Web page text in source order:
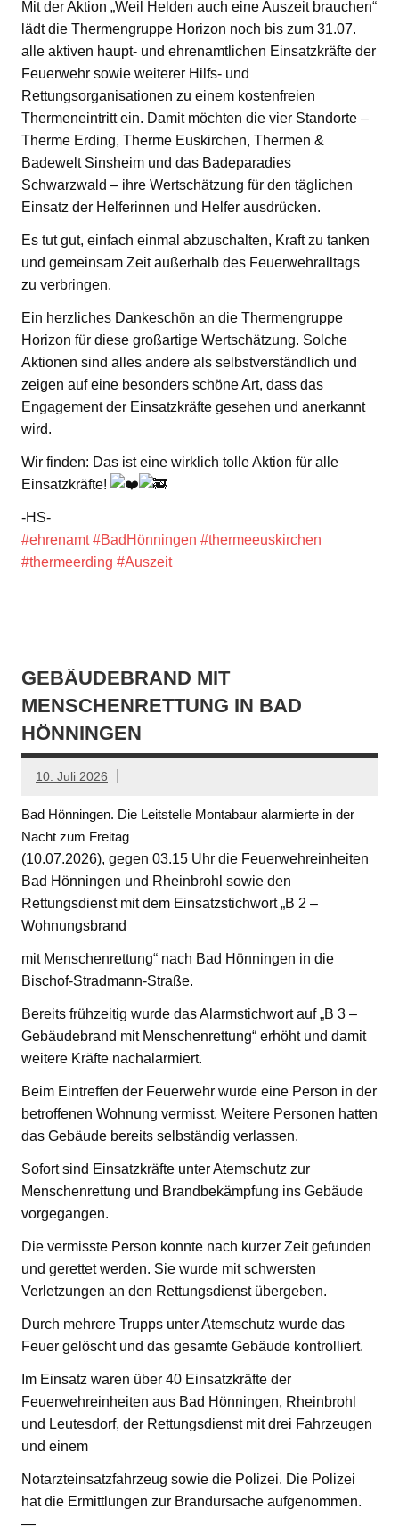
Mit der Aktion „Weil Helden auch eine Auszeit brauchen“
lädt die Thermengruppe Horizon noch bis zum 31.07.
alle aktiven haupt- und ehrenamtlichen Einsatzkräfte der
Feuerwehr sowie weiterer Hilfs- und
Rettungsorganisationen zu einem kostenfreien
Thermeneintritt ein. Damit möchten die vier Standorte –
Therme Erding, Therme Euskirchen, Thermen &
Badewelt Sinsheim und das Badeparadies
Schwarzwald – ihre Wertschätzung für den täglichen
Einsatz der Helferinnen und Helfer ausdrücken.
Es tut gut, einfach einmal abzuschalten, Kraft zu tanken
und gemeinsam Zeit außerhalb des Feuerwehralltags
zu verbringen.
Ein herzliches Dankeschön an die Thermengruppe
Horizon für diese großartige Wertschätzung. Solche
Aktionen sind alles andere als selbstverständlich und
zeigen auf eine besonders schöne Art, dass das
Engagement der Einsatzkräfte gesehen und anerkannt
wird.
Wir finden: Das ist eine wirklich tolle Aktion für alle
Einsatzkräfte!
-HS-
#ehrenamt #BadHönningen #thermeeuskirchen
#thermeerding #Auszeit
GEBÄUDEBRAND MIT
MENSCHENRETTUNG IN BAD
HÖNNINGEN
10. Juli 2026
Bad Hönningen. Die Leitstelle Montabaur alarmierte in der
Nacht zum Freitag
(10.07.2026), gegen 03.15 Uhr die Feuerwehreinheiten
Bad Hönningen und Rheinbrohl sowie den
Rettungsdienst mit dem Einsatzstichwort „B 2 –
Wohnungsbrand
mit Menschenrettung“ nach Bad Hönningen in die
Bischof-Stradmann-Straße.
Bereits frühzeitig wurde das Alarmstichwort auf „B 3 –
Gebäudebrand mit Menschenrettung“ erhöht und damit
weitere Kräfte nachalarmiert.
Beim Eintreffen der Feuerwehr wurde eine Person in der
betroffenen Wohnung vermisst. Weitere Personen hatten
das Gebäude bereits selbständig verlassen.
Sofort sind Einsatzkräfte unter Atemschutz zur
Menschenrettung und Brandbekämpfung ins Gebäude
vorgegangen.
Die vermisste Person konnte nach kurzer Zeit gefunden
und gerettet werden. Sie wurde mit schwersten
Verletzungen an den Rettungsdienst übergeben.
Durch mehrere Trupps unter Atemschutz wurde das
Feuer gelöscht und das gesamte Gebäude kontrolliert.
Im Einsatz waren über 40 Einsatzkräfte der
Feuerwehreinheiten aus Bad Hönningen, Rheinbrohl
und Leutesdorf, der Rettungsdienst mit drei Fahrzeugen
und einem
Notarzteinsatzfahrzeug sowie die Polizei. Die Polizei
hat die Ermittlungen zur Brandursache aufgenommen.
—